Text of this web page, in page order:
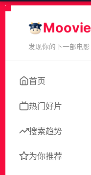
Moovie
发现你的下一部电影
首页
热门好片
搜索趋势
为你推荐